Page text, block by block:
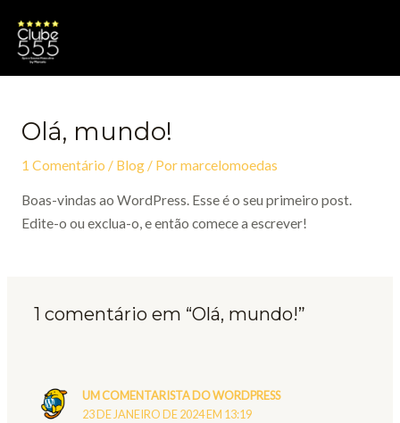
para
conteúdo
Olá, mundo!
1 Comentário / Blog/ Pormarcelomoedas
Boas-vindas ao WordPress. Esse é o seu primeiro post.
Edite-o ou exclua-o, e então comece a escrever!
1 comentário em “Olá, mundo!”
UM COMENTARISTA DO WORDPRESS
23 DE JANEIRO DE 2024 EM 13:19